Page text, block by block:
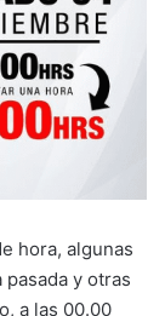
hora, algunas
y otras
a las 00.00